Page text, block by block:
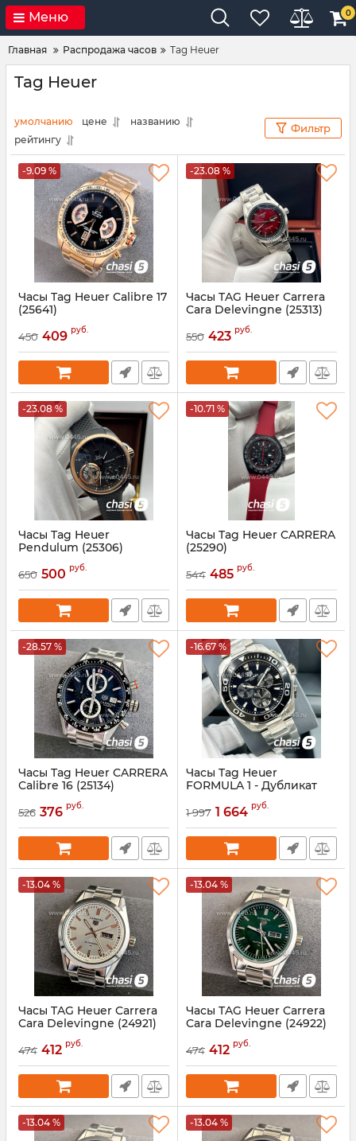
Меню 0
Главная Распродажа часов Tag Heuer
Tag Heuer
умолчанию цене
названию
рейтингу
Фильтр
-9.09 %
Часы Tag Heuer Calibre 17
(25641)
25641
450 409 руб.
-23.08 %
Часы TAG Heuer Carrera
Cara Delevingne (25313)
25313
550 423 руб.
-23.08 %
Часы Tag Heuer
Pendulum (25306)
25306
650 500 руб.
-10.71 %
Часы Tag Heuer CARRERA
(25290)
25290
544 485 руб.
-28.57 %
Часы Tag Heuer CARRERA
Calibre 16 (25134)
25134
526 376 руб.
-16.67 %
Часы Tag Heuer
FORMULA 1 - Дубликат
Артикул: 25081
1 997 1 664 руб.
-13.04 %
Часы TAG Heuer Carrera
Cara Delevingne (24921)
24921
474 412 руб.
-13.04 %
Часы TAG Heuer Carrera
Cara Delevingne (24922)
24922
474 412 руб.
-13.04 % -13.04 %